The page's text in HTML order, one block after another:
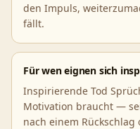
den Impuls,
fällt.
Für wen eignen sich
Inspirierende Tod
Motivation braucht —
nach einem